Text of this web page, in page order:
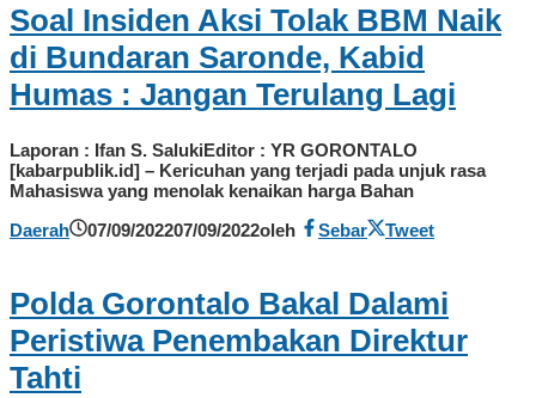
Soal Insiden Aksi Tolak BBM Naik
di Bundaran Saronde, Kabid
Humas : Jangan Terulang Lagi
Laporan : Ifan S. SalukiEditor : YR GORONTALO
[kabarpublik.id] – Kericuhan yang terjadi pada unjuk rasa
Mahasiswa yang menolak kenaikan harga Bahan
Daerah
07/09/202207/09/2022oleh Sebar Tweet
Polda Gorontalo Bakal Dalami
Peristiwa Penembakan Direktur
Tahti